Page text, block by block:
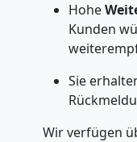
Hohe
Kunden
Sie
Wir verfügen